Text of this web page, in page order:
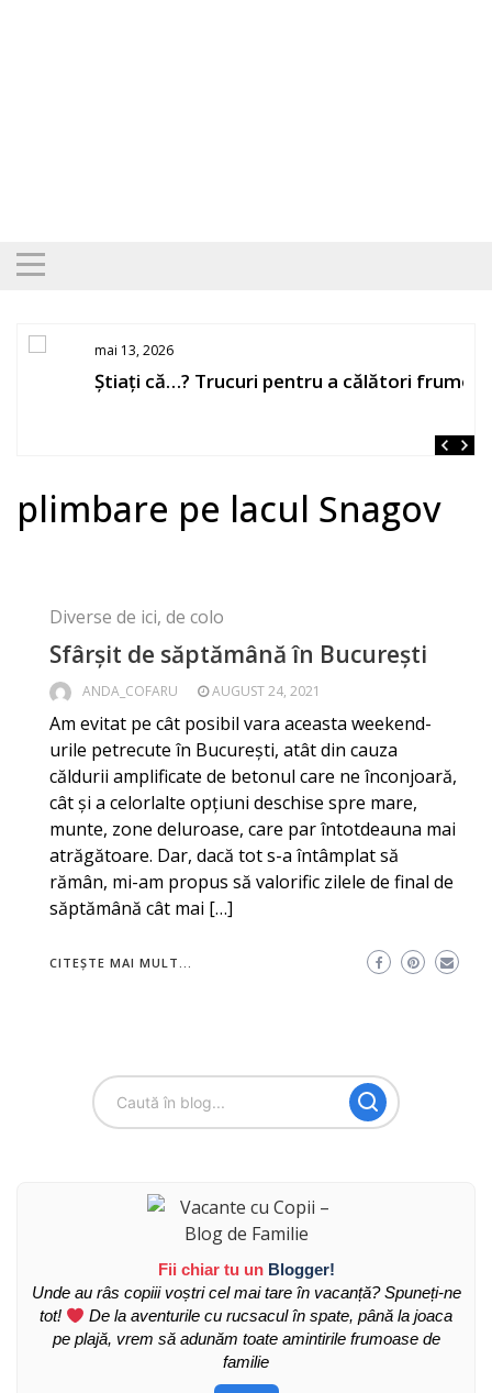
mai 13, 2026
Știați că…? Trucuri pentru a călători frumos
plimbare pe lacul Snagov
Diverse de ici, de colo
Sfârșit de săptămână în București
ANDA_COFARU AUGUST 24, 2021
Am evitat pe cât posibil vara aceasta weekend-
urile petrecute în București, atât din cauza
căldurii amplificate de betonul care ne înconjoară,
cât și a celorlalte opțiuni deschise spre mare,
munte, zone deluroase, care par întotdeauna mai
atrăgătoare. Dar, dacă tot s-a întâmplat să
rămân, mi-am propus să valorific zilele de final de
săptămână cât mai […]
CITEȘTE MAI MULT...
Fii chiar tu un Blogger!
Unde au râs copiii voștri cel mai tare în vacanță? Spuneți-ne
tot!
De la aventurile cu rucsacul în spate, până la joaca
pe plajă, vrem să adunăm toate amintirile frumoase de
familie